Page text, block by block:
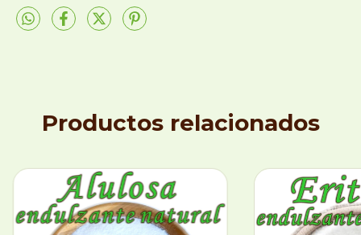
Productos relacionados